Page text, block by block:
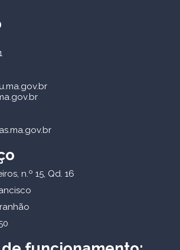
n.º 15, Qd. 16